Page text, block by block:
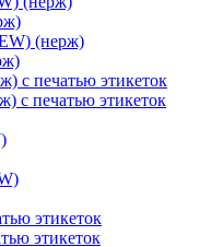
(нерж)
с печатью этикеток
с печатью этикеток
этикеток
этикеток